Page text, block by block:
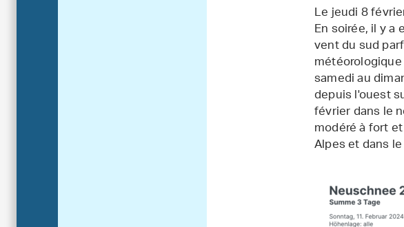
Le jeudi 8
En soirée, il y
vent du sud
samedi au
depuis l'ouest
février dans le
modéré à fort
Alpes et dans